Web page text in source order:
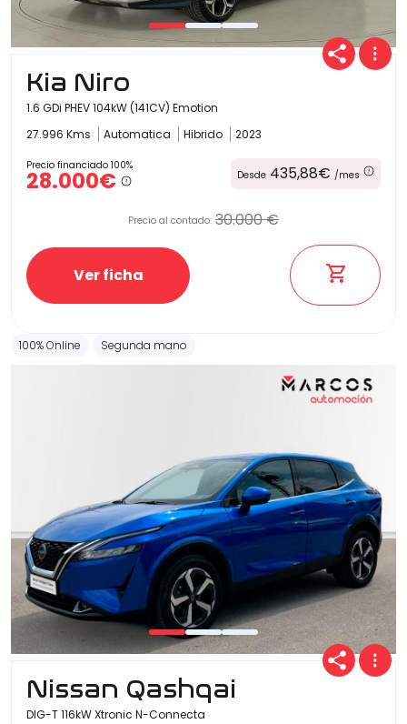
Kia Niro
1.6 GDi PHEV 104kW (141CV) Emotion
27.996 Kms
Automatica Hibrido 2023
Precio financiado 100%
28.000€ Desde 435,88€ /mes
Precio al contado: 30.000 €
Ver ficha
100% Online Segunda mano
Nissan Qashqai
DIG-T 116kW Xtronic N-Connecta